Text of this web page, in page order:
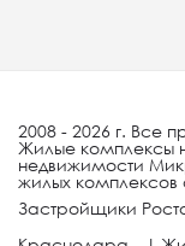
2008 - 2026 г. Все
Жилые комплексы
недвижимости
жилых комплексов
Застройщики